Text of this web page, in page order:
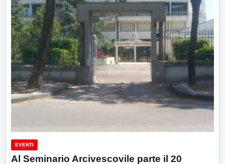
EVENTI
Al Seminario Arcivescovile parte il 20